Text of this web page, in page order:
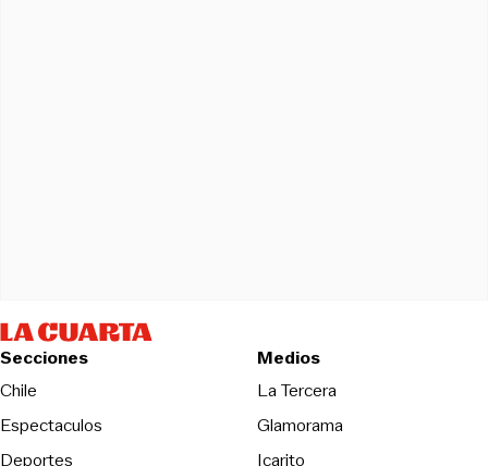
Secciones
Chile
Espectaculos
Deportes
Medios
La TerceraOpens in new
Glamorama
Icarito